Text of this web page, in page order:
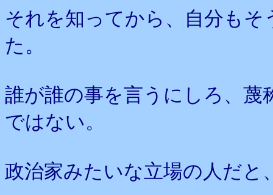
それを知ってから、自分も
た。
誰が誰の事を言うにしろ、
ではない。
政治家みたいな立場の人だと